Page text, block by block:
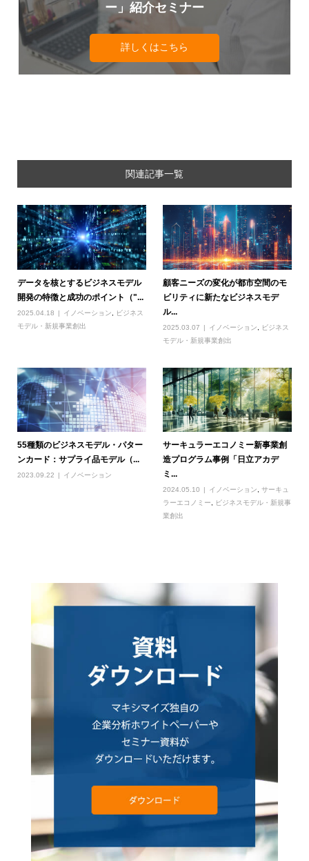
ー」紹介セミナー
詳しくはこちら
関連記事一覧
データを核とするビジネスモデル
開発の特徴と成功のポイント（"...
2025.04.18 イノベーション
ビジネス
モデル・新規事業創出
顧客ニーズの変化が都市空間のモ
ビリティに新たなビジネスモデ
ル...
2025.03.07 イノベーション
ビジネス
モデル・新規事業創出
55種類のビジネスモデル・パター
ンカード：サプライ品モデル（...
2023.09.22 イノベーション
サーキュラーエコノミー新事業創
造プログラム事例「日立アカデ
ミ...
2024.05.10 イノベーション ,サーキュ
ラーエコノミー
ビジネスモデル・新規事
業創出